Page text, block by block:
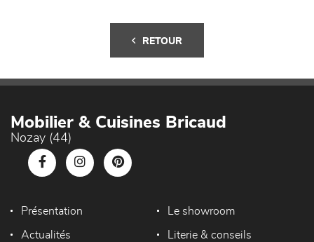
RETOUR
Mobilier & Cuisines Bricaud
Nozay (44)
Présentation Le showroom
Actualités Literie & conseils